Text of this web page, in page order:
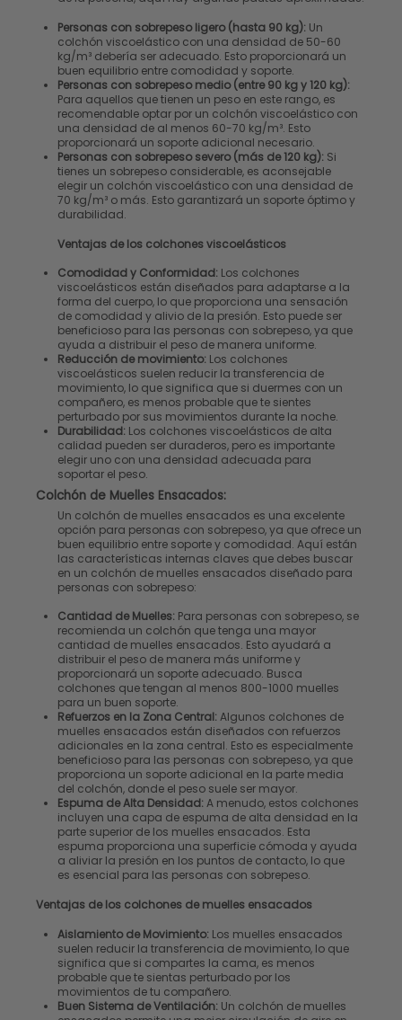
Personas con sobrepeso ligero (hasta 90 kg): Un
colchón viscoelástico con una densidad de 50-60
kg/m³ debería ser adecuado. Esto proporcionará un
buen equilibrio entre comodidad y soporte.
Personas con sobrepeso medio (entre 90 kg y 120 kg):
Para aquellos que tienen un peso en este rango, es
recomendable optar por un colchón viscoelástico con
una densidad de al menos 60-70 kg/m³. Esto
proporcionará un soporte adicional necesario.
Personas con sobrepeso severo (más de 120 kg): Si
tienes un sobrepeso considerable, es aconsejable
elegir un colchón viscoelástico con una densidad de
70 kg/m³ o más. Esto garantizará un soporte óptimo y
durabilidad.
Ventajas de los colchones viscoelásticos
Comodidad y Conformidad: Los colchones
viscoelásticos están diseñados para adaptarse a la
forma del cuerpo, lo que proporciona una sensación
de comodidad y alivio de la presión. Esto puede ser
beneficioso para las personas con sobrepeso, ya que
ayuda a distribuir el peso de manera uniforme.
Reducción de movimiento: Los colchones
viscoelásticos suelen reducir la transferencia de
movimiento, lo que significa que si duermes con un
compañero, es menos probable que te sientes
perturbado por sus movimientos durante la noche.
Durabilidad: Los colchones viscoelásticos de alta
calidad pueden ser duraderos, pero es importante
elegir uno con una densidad adecuada para
soportar el peso.
Colchón de Muelles Ensacados:
Un colchón de muelles ensacados es una excelente
opción para personas con sobrepeso, ya que ofrece un
buen equilibrio entre soporte y comodidad. Aquí están
las características internas claves que debes buscar
en un colchón de muelles ensacados diseñado para
personas con sobrepeso:
Cantidad de Muelles: Para personas con sobrepeso, se
recomienda un colchón que tenga una mayor
cantidad de muelles ensacados. Esto ayudará a
distribuir el peso de manera más uniforme y
proporcionará un soporte adecuado. Busca
colchones que tengan al menos 800-1000 muelles
para un buen soporte.
Refuerzos en la Zona Central: Algunos colchones de
muelles ensacados están diseñados con refuerzos
adicionales en la zona central. Esto es especialmente
beneficioso para las personas con sobrepeso, ya que
proporciona un soporte adicional en la parte media
del colchón, donde el peso suele ser mayor.
Espuma de Alta Densidad: A menudo, estos colchones
incluyen una capa de espuma de alta densidad en la
parte superior de los muelles ensacados. Esta
espuma proporciona una superficie cómoda y ayuda
a aliviar la presión en los puntos de contacto, lo que
es esencial para las personas con sobrepeso.
Ventajas de los colchones de muelles ensacados
Aislamiento de Movimiento: Los muelles ensacados
suelen reducir la transferencia de movimiento, lo que
significa que si compartes la cama, es menos
probable que te sientas perturbado por los
movimientos de tu compañero.
Buen Sistema de Ventilación: Un colchón de muelles